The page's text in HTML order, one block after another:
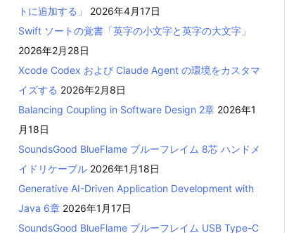
トに追加する」
2026年4月17日
Swift ソートの覚書「英字の小文字と英字の大文字」
2026年2月28日
Xcode Codex および Claude Agent の環境をカスタマ
イズする 2026年2月8日
Balancing Coupling in Software Design 2章 2026年1
月18日
SoundsGood BlueFlame ブルーフレイム 8芯 ハンドメ
イドリケーブル 2026年1月18日
Generative AI-Driven Application Development with
Java 6章 2026年1月17日
SoundsGood BlueFlame ブルーフレイム USB Type-C